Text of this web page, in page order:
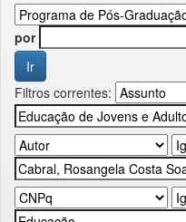
por
Filtros correntes: